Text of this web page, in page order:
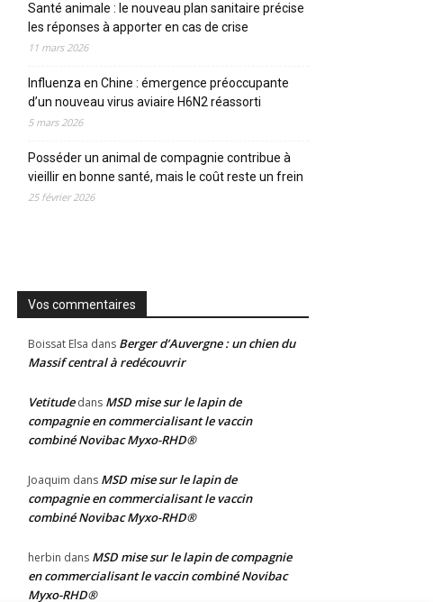
Santé animale : le nouveau plan sanitaire précise
les réponses à apporter en cas de crise
11 mars 2026
Influenza en Chine : émergence préoccupante
d’un nouveau virus aviaire H6N2 réassorti
5 mars 2026
Posséder un animal de compagnie contribue à
vieillir en bonne santé, mais le coût reste un frein
25 février 2026
Vos commentaires
Boissat Elsa dans Berger d’Auvergne : un chien du
Massif central à redécouvrir
Vetitudedans MSD mise sur le lapin de
compagnie en commercialisant le vaccin
combiné Novibac Myxo-RHD®
Joaquim dans MSD mise sur le lapin de
compagnie en commercialisant le vaccin
combiné Novibac Myxo-RHD®
herbin dans MSD mise sur le lapin de compagnie
en commercialisant le vaccin combiné Novibac
Myxo-RHD®